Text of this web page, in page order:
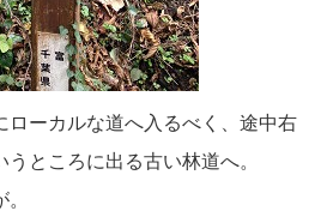
ローカルな道へ入るべく、途中右
ところに出る古い林道へ。